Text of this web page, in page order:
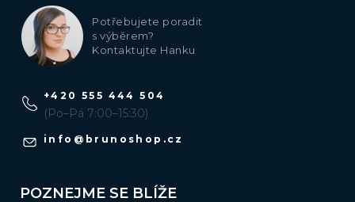
Potřebujete poradit
s výběrem?
Kontaktujte Hanku
info @ brunoshop.cz
+420 555 444 504
(Po–Pá 7:00–15:30)
POZNEJME SE BLÍŽE